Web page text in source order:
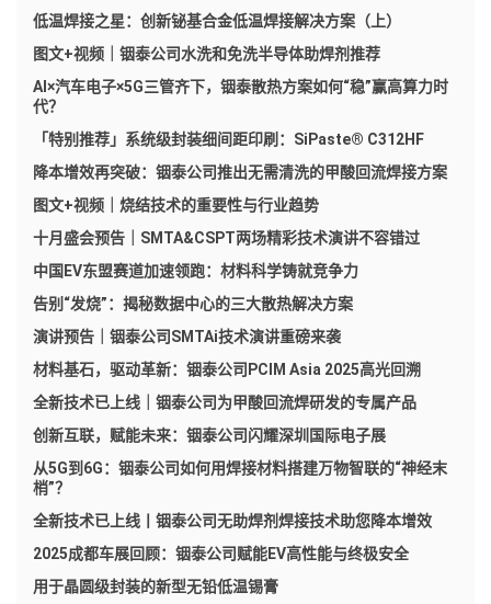
低温焊接之星：创新铋基合金低温焊接解决方案（上）
图文+视频｜铟泰公司水洗和免洗半导体助焊剂推荐
AI×汽车电子×5G三管齐下，铟泰散热方案如何“稳”赢高算力时
代？
「特别推荐」系统级封装细间距印刷：SiPaste® C312HF
降本增效再突破：铟泰公司推出无需清洗的甲酸回流焊接方案
图文+视频｜烧结技术的重要性与行业趋势
十月盛会预告｜SMTA&CSPT两场精彩技术演讲不容错过
中国EV东盟赛道加速领跑：材料科学铸就竞争力
告别“发烧”：揭秘数据中心的三大散热解决方案
演讲预告｜铟泰公司SMTAi技术演讲重磅来袭
材料基石，驱动革新：铟泰公司PCIM Asia 2025高光回溯
全新技术已上线｜铟泰公司为甲酸回流焊研发的专属产品
创新互联，赋能未来：铟泰公司闪耀深圳国际电子展
从5G到6G：铟泰公司如何用焊接材料搭建万物智联的“神经末
梢”？
全新技术已上线丨铟泰公司无助焊剂焊接技术助您降本增效
2025成都车展回顾：铟泰公司赋能EV高性能与终极安全
用于晶圆级封装的新型无铅低温锡膏